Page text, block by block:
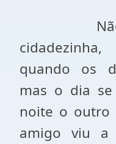
quando os
mas o dia
noite o outro
amigo viu a